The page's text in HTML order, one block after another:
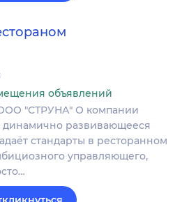
объявлений
"СТРУНА" О компании
развивающееся
стандарты в ресторанном
управляющего,